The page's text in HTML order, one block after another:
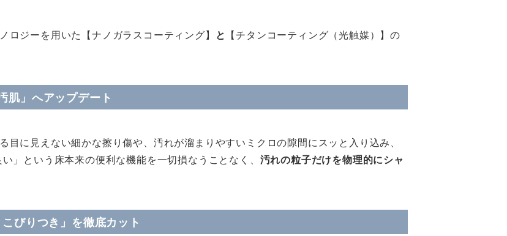
ジーを用いた【ナノガラスコーティング】 と
【チタンコーティング（光触媒）】の
」へアップデート
目に見えない細かな擦り傷や、汚れが溜まりやすいミクロの隙間にスッと入り込み、
」という床本来の便利な機能を一切損なうことなく、 汚れの粒子だけを物理的にシャ
びりつき」を徹底カット